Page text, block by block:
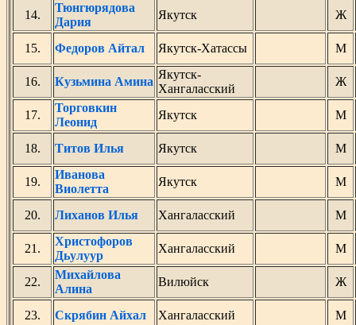
14.
Тюнгюрядова
Дария
Якутск Ж
15. Федоров Айтал Якутск-Хатассы М
16. Кузьмина Амина
Якутск-
Хангаласский
Ж
17.
Торговкин
Леонид
Якутск М
18. Титов Илья Якутск М
19.
Иванова
Виолетта
Якутск М
20. Лиханов Илья Хангаласский М
21.
Христофоров
Дьулуур
Хангаласский М
22.
Михайлова
Алина
Вилюйск Ж
23. Скрябин Айхал Хангаласский М